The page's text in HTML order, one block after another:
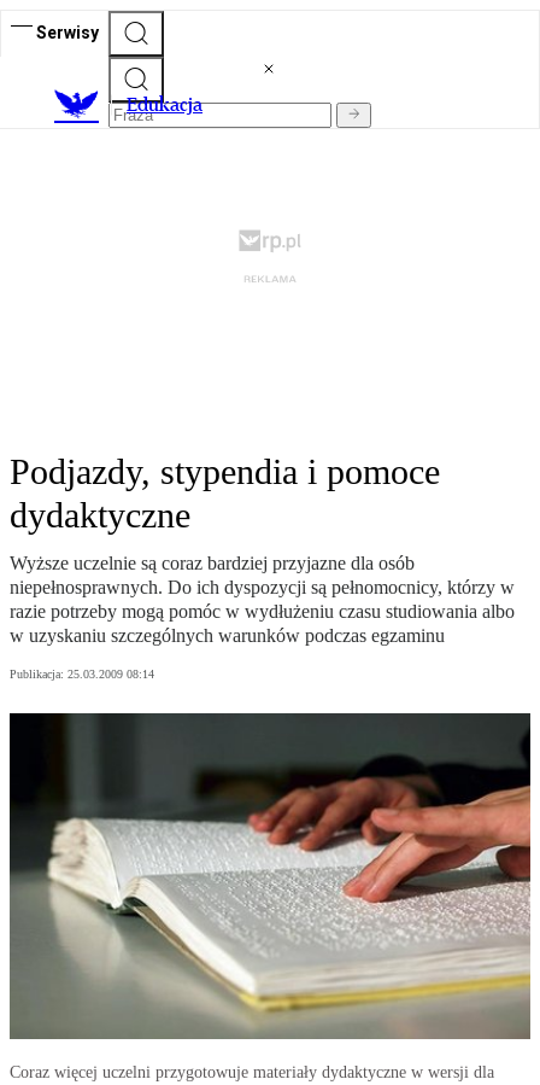
Serwisy
Edukacja
Podjazdy, stypendia i pomoce
dydaktyczne
Wyższe uczelnie są coraz bardziej przyjazne dla osób
niepełnosprawnych. Do ich dyspozycji są pełnomocnicy, którzy w
razie potrzeby mogą pomóc w wydłużeniu czasu studiowania albo
w uzyskaniu szczególnych warunków podczas egzaminu
Publikacja: 25.03.2009 08:14
Coraz więcej uczelni przygotowuje materiały dydaktyczne w wersji dla